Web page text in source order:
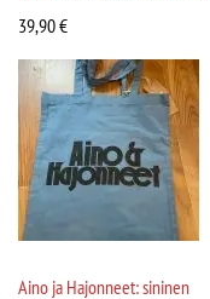
39,90€
Aino ja Hajonneet: sininen